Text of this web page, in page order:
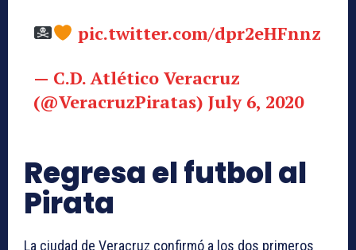
pic.twitter.com/dpr2eHFnnz
— C.D. Atlético Veracruz
(@VeracruzPiratas) July 6, 2020
Regresa el futbol al
Pirata
La ciudad de Veracruz confirmó a los dos primeros